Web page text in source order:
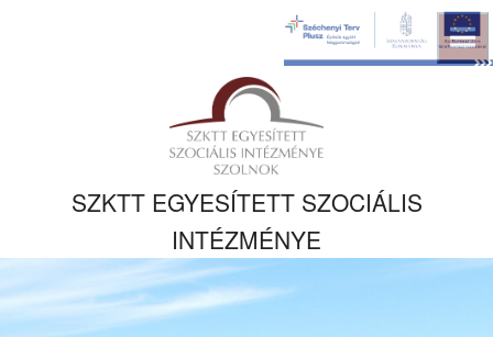
Kezdőlapra
ugrás
SZKTT EGYESÍTETT SZOCIÁLIS
INTÉZMÉNYE